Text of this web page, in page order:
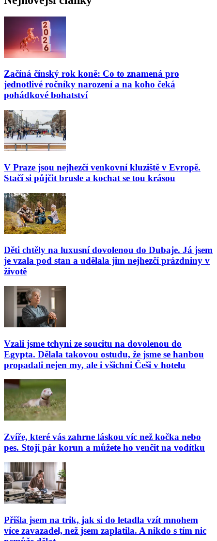
Začíná čínský rok koně: Co to znamená pro
jednotlivé ročníky narození a na koho čeká
pohádkové bohatství
V Praze jsou nejhezčí venkovní kluziště v Evropě.
Stačí si půjčit brusle a kochat se tou krásou
Děti chtěly na luxusní dovolenou do Dubaje. Já jsem
je vzala pod stan a udělala jim nejhezčí prázdniny v
životě
Vzali jsme tchyni ze soucitu na dovolenou do
Egypta. Dělala takovou ostudu, že jsme se hanbou
propadali nejen my, ale i všichni Češi v hotelu
Zvíře, které vás zahrne láskou víc než kočka nebo
pes. Stojí pár korun a můžete ho venčit na vodítku
Přišla jsem na trik, jak si do letadla vzít mnohem
více zavazadel, než jsem zaplatila. A nikdo s tím nic